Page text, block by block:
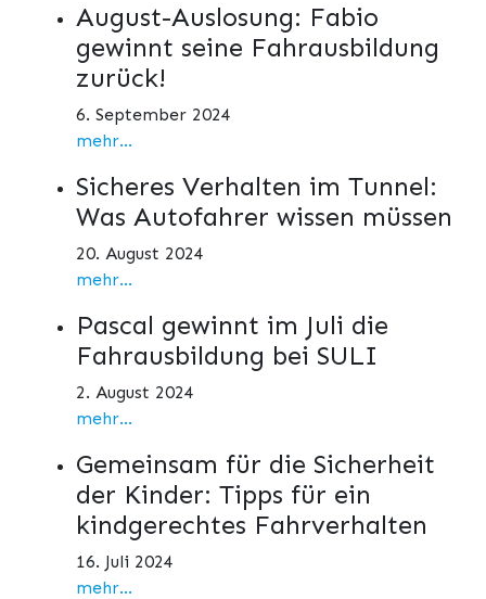
August-Auslosung: Fabio
gewinnt seine Fahrausbildung
zurück!
6. September 2024
mehr...
Sicheres Verhalten im Tunnel:
Was Autofahrer wissen müssen
20. August 2024
mehr...
Pascal gewinnt im Juli die
Fahrausbildung bei SULI
2. August 2024
mehr...
Gemeinsam für die Sicherheit
der Kinder: Tipps für ein
kindgerechtes Fahrverhalten
16. Juli 2024
mehr...